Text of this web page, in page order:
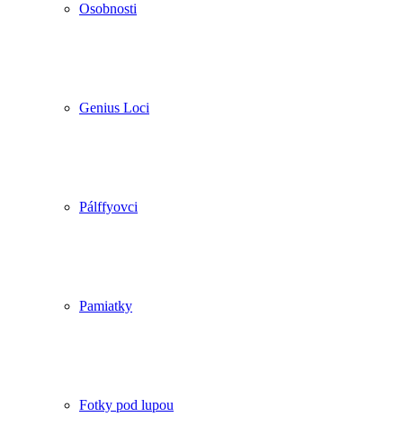
Osobnosti
Genius Loci
Pálffyovci
Pamiatky
Fotky pod lupou